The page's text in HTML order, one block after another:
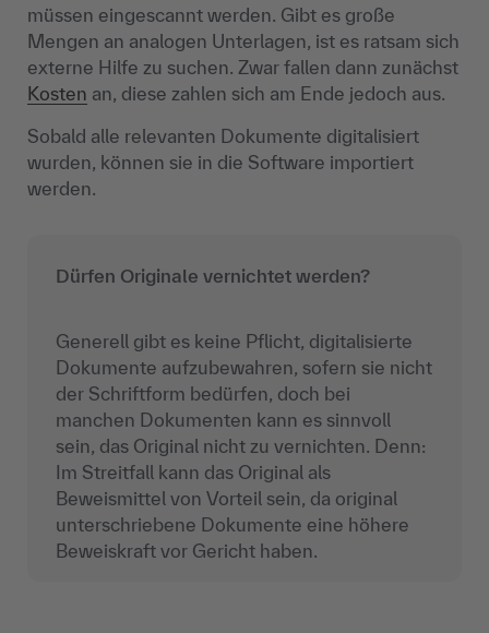
müssen eingescannt werden. Gibt es große
Mengen an analogen Unterlagen, ist es ratsam sich
externe Hilfe zu suchen. Zwar fallen dann zunächst
Kosten an, diese zahlen sich am Ende jedoch aus.
Sobald alle relevanten Dokumente digitalisiert
wurden, können sie in die Software importiert
werden.
Dürfen Originale vernichtet werden?
Generell gibt es keine Pflicht, digitalisierte
Dokumente aufzubewahren, sofern sie nicht
der Schriftform bedürfen, doch bei
manchen Dokumenten kann es sinnvoll
sein, das Original nicht zu vernichten. Denn:
Im Streitfall kann das Original als
Beweismittel von Vorteil sein, da original
unterschriebene Dokumente eine höhere
Beweiskraft vor Gericht haben.